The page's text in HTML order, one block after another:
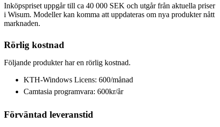
Inköpspriset uppgår till ca 40 000 SEK och utgår från aktuella priser
i Wisum. Modeller kan komma att uppdateras om nya produkter nått
marknaden.
Rörlig kostnad
Följande produkter har en rörlig kostnad.
KTH-Windows Licens: 600/månad
Camtasia programvara: 600kr/år
Förväntad leveranstid